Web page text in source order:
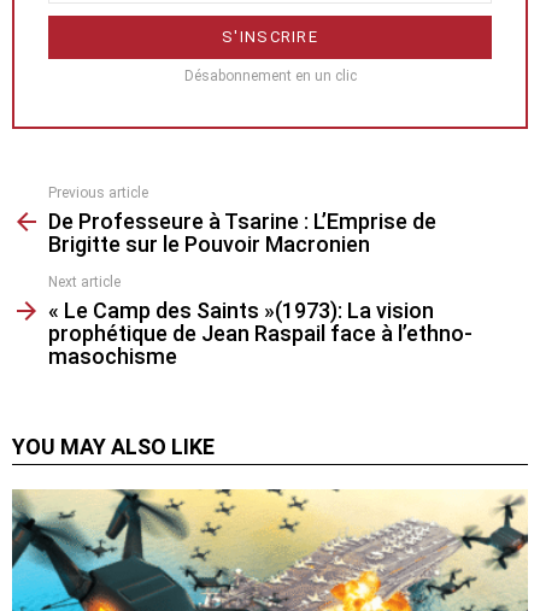
Désabonnement en un clic
more
Previous article
De Professeure à Tsarine : L’Emprise de
Brigitte sur le Pouvoir Macronien
Next article
« Le Camp des Saints »(1973): La vision
prophétique de Jean Raspail face à l’ethno-
masochisme
YOU MAY ALSO LIKE